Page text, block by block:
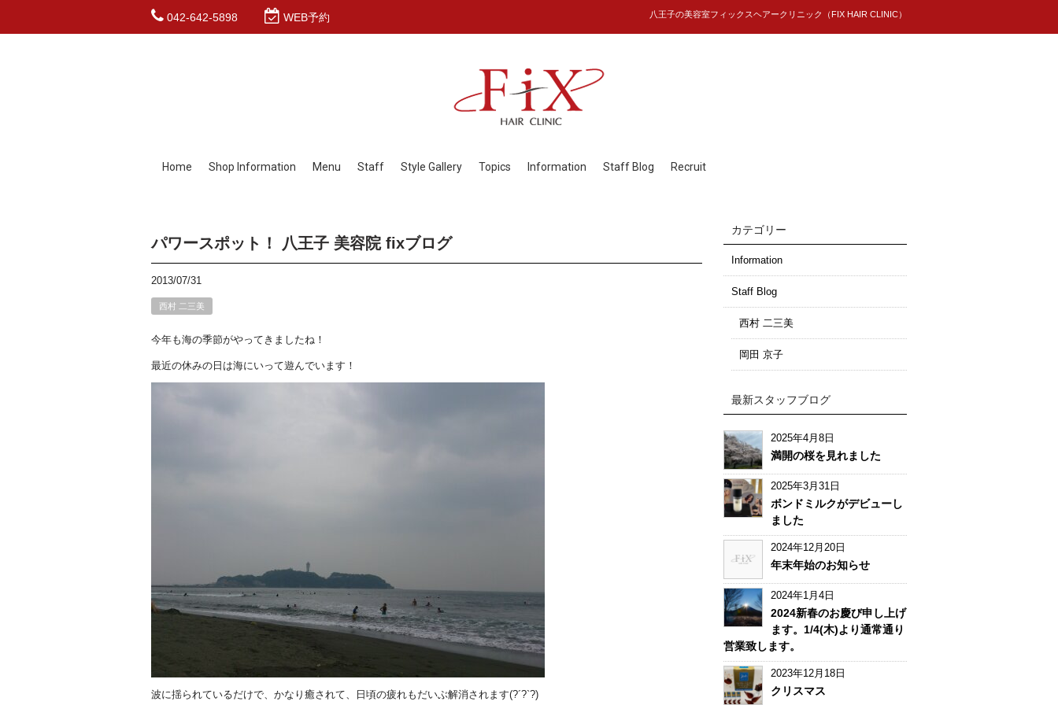
042-642-5898 WEB予約 八王子の美容室フィックスヘアークリニック（FIX HAIR CLINIC）
Home Shop Information Menu Staff Style Gallery Topics Information Staff Blog Recruit
パワースポット！ 八王子 美容院 fixブログ
2013/07/31
西村 二三美
今年も海の季節がやってきましたね！
最近の休みの日は海にいって遊んでいます！
波に揺られているだけで、かなり癒されて、日頃の疲れもだいぶ解消されます(?´?`?)
カテゴリー
Information
Staff Blog
西村 二三美
岡田 京子
最新スタッフブログ
2025年4月8日
満開の桜を見れました
2025年3月31日
ボンドミルクがデビューし
ました
2024年12月20日
年末年始のお知らせ
2024年1月4日
2024新春のお慶び申し上げ
ます。1/4(木)より通常通り
営業致します。
2023年12月18日
クリスマス